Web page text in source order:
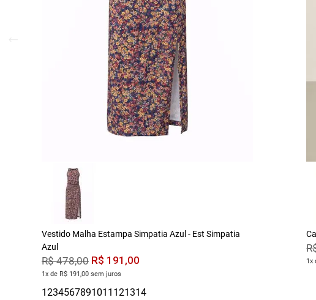
Vestido Malha Estampa Simpatia Azul - Est Simpatia
Azul
R$ 478,00 R$ 191 ,00
1x de R$ 191,00 sem juros
1x